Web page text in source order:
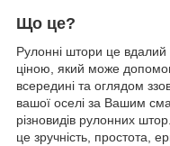
Що це?
Рулонні штори це вдалий
ціною, який може
всередині та оглядом
вашої оселі за Вашим
різновидів рулонних
це зручність, простота,